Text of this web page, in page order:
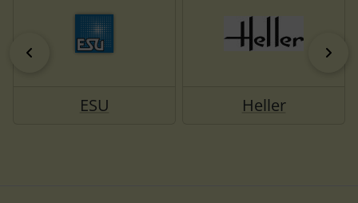
zurück
ESU Heller